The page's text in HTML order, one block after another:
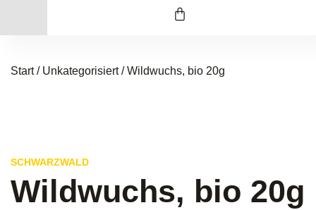
Start/ Unkategorisiert/ Wildwuchs, bio 20g
SCHWARZWALD
Wildwuchs, bio 20g